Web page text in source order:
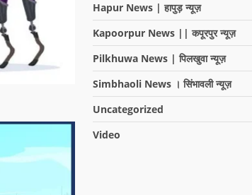
Hapur News | हापुड़ न्यूज़
Kapoorpur News || कपूरपुर न्यूज़
Pilkhuwa News | पिलखुवा न्यूज़
Simbhaoli News । सिंभावली न्यूज़
Uncategorized
Video